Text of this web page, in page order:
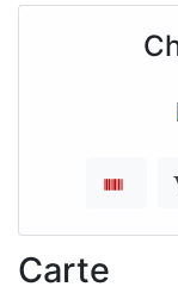
Carte